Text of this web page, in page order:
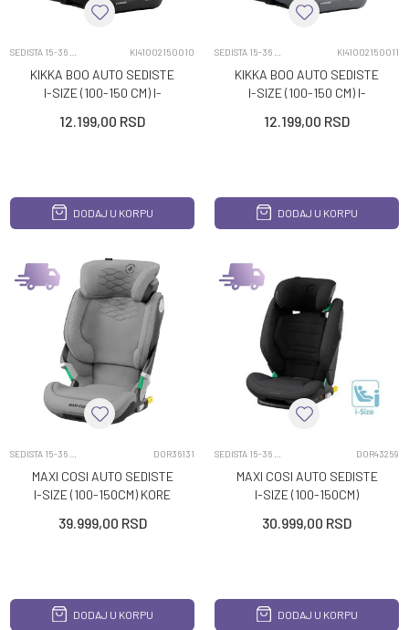
KI41002150010
KIKKA BOO AUTO SEDISTE
I-SIZE (100-150 CM) I-
12.199,00 RSD
DODAJ U KORPU
KI41002150011
KIKKA BOO AUTO SEDISTE
I-SIZE (100-150 CM) I-
12.199,00 RSD
DODAJ U KORPU
DOR36131
MAXI COSI AUTO SEDISTE
I-SIZE (100-150CM) KORE
39.999,00 RSD
DODAJ U KORPU
DOR43259
MAXI COSI AUTO SEDISTE
I-SIZE (100-150CM)
BLACK
30.999,00 RSD
DODAJ U KORPU